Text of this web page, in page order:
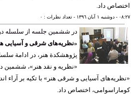
داد.
- دوشنبه ١ آبان ١٣٩٦ - تعداد نظرات : ٠
در ششمین جلسه از سلسله
«نظریه‌های شرقی و آسیایی
پژوهشکدة هنر، در ادامة
«نظریه و نقد هنر»، ششمین
آسیایی و شرقی هنر» با تکیه بر آراء
اختصاص داد.